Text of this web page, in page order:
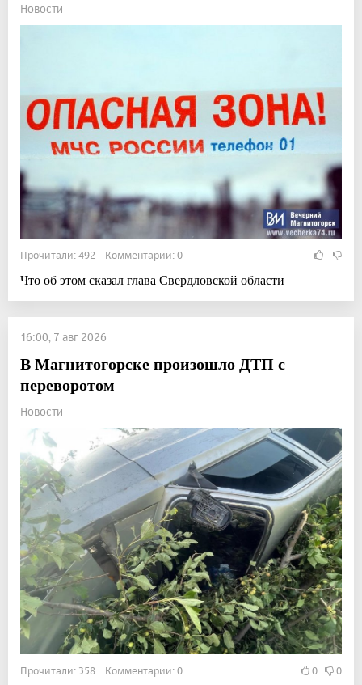
Новости
Прочитали: 492 Комментарии: 0
Что об этом сказал глава Свердловской области
16:00, 7 авг 2026
В Магнитогорске произошло ДТП с
переворотом
Новости
Прочитали: 358 Комментарии: 0 0 0